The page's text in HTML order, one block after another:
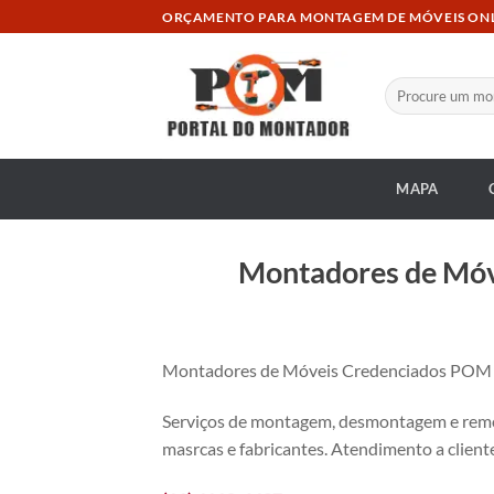
to
ORÇAMENTO PARA MONTAGEM DE MÓVEIS
Pesquisar
por:
MAPA
Montadores de
Montadores de Móveis Credenciados
Serviços de montagem, desmontagem e
masrcas e fabricantes. Atendimento a